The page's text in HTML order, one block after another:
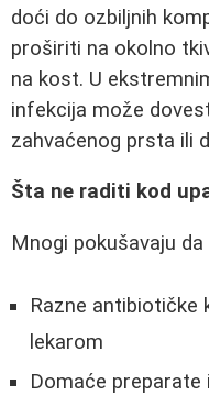
doći do ozbiljnih
proširiti na okolno
na kost. U
infekcija može
zahvaćenog prsta ili
Šta ne raditi kod
Mnogi pokušavaju
Razne antibiotičke
lekarom
Domaće preparate